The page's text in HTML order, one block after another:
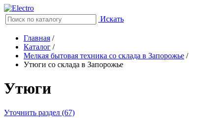
Искать
Главная /
Каталог /
Мелкая бытовая техника со склада в Запорожье /
Утюги со склада в Запорожье
Утюги
Уточнить раздел (67)